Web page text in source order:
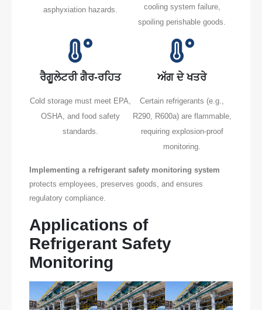
asphyxiation hazards.
cooling system failure,
spoiling perishable goods.
ਰੈਗੂਲੇਟਰੀ ਗੈਰ-ਰਹਿਤ
Cold storage must meet EPA,
OSHA, and food safety
standards.
ਅੱਗ ਦੇ ਖਤਰੇ
Certain refrigerants (e.g.,
R290, R600a) are flammable,
requiring explosion-proof
monitoring.
Implementing a refrigerant safety monitoring system
protects employees, preserves goods, and ensures
regulatory compliance.
Applications of
Refrigerant Safety
Monitoring